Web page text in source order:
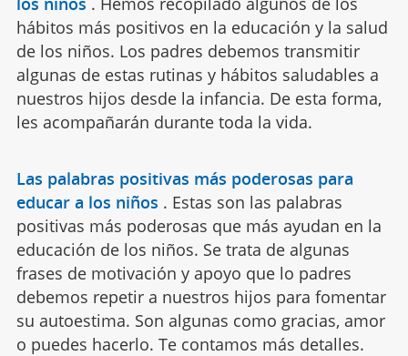
hábitos más positivos en la educación y la salud
de los niños. Los padres debemos transmitir
algunas de estas rutinas y hábitos saludables a
nuestros hijos desde la infancia. De esta forma,
les acompañarán durante toda la vida.
Las palabras positivas más poderosas para
educar a los niños . Estas son las palabras
positivas más poderosas que más ayudan en la
educación de los niños. Se trata de algunas
frases de motivación y apoyo que lo padres
debemos repetir a nuestros hijos para fomentar
su autoestima. Son algunas como gracias, amor
o puedes hacerlo. Te contamos más detalles.